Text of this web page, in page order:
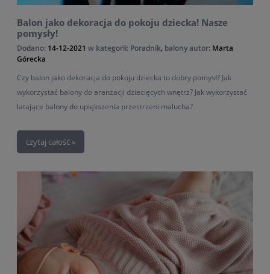
Balon jako dekoracja do pokoju dziecka! Nasze
pomysły!
Dodano: 14-12-2021 w kategorii: Poradnik, balonyautor: Marta
Górecka
Czy balon jako dekoracja do pokoju dziecka to dobry pomysł? Jak
wykorzystać balony do aranżacji dziecięcych wnętrz? Jak wykorzystać
latające balony do upiększenia przestrzeni malucha?
czytaj całość »